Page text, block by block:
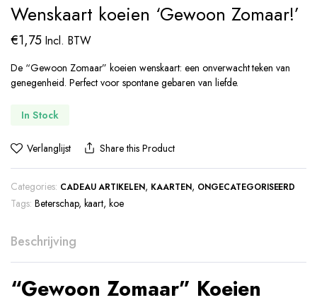
Wenskaart koeien ‘Gewoon Zomaar!’
€1,75 Incl. BTW
De “Gewoon Zomaar” koeien wenskaart: een onverwacht teken van
genegenheid. Perfect voor spontane gebaren van liefde.
In Stock
Verlanglijst Share this Product
Categories: CADEAU ARTIKELEN, KAARTEN, ONGECATEGORISEERD
Tags: Beterschap, kaart,koe
Beschrijving
“Gewoon Zomaar” Koeien